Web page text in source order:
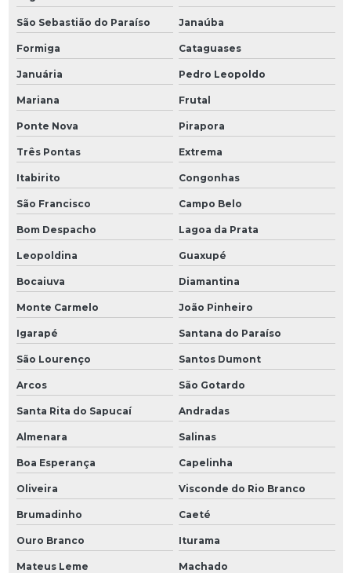
São Sebastião do Paraíso Janaúba
Formiga Cataguases
Januária Pedro Leopoldo
Mariana Frutal
Ponte Nova Pirapora
Três Pontas Extrema
Itabirito Congonhas
São Francisco Campo Belo
Bom Despacho Lagoa da Prata
Leopoldina Guaxupé
Bocaiuva Diamantina
Monte Carmelo João Pinheiro
Igarapé Santana do Paraíso
São Lourenço Santos Dumont
Arcos São Gotardo
Santa Rita do Sapucaí Andradas
Almenara Salinas
Boa Esperança Capelinha
Oliveira Visconde do Rio Branco
Brumadinho Caeté
Ouro Branco Iturama
Mateus Leme Machado